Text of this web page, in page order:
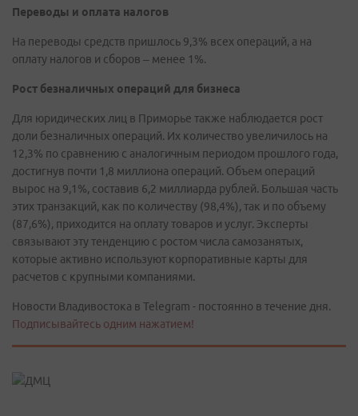
Переводы и оплата налогов
На переводы средств пришлось 9,3% всех операций, а на
оплату налогов и сборов – менее 1%.
Рост безналичных операций для бизнеса
Для юридических лиц в Приморье также наблюдается рост
доли безналичных операций. Их количество увеличилось на
12,3% по сравнению с аналогичным периодом прошлого года,
достигнув почти 1,8 миллиона операций. Объем операций
вырос на 9,1%, составив 6,2 миллиарда рублей. Большая часть
этих транзакций, как по количеству (98,4%), так и по объему
(87,6%), приходится на оплату товаров и услуг. Эксперты
связывают эту тенденцию с ростом числа самозанятых,
которые активно используют корпоративные карты для
расчетов с крупными компаниями.
Новости Владивостока в Telegram - постоянно в течение дня.
Подписывайтесь одним нажатием!